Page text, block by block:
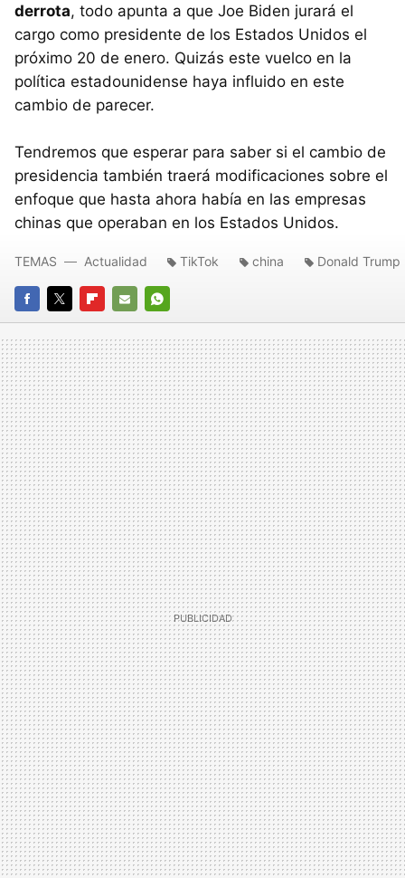
derrota, todo apunta a que Joe Biden jurará el
cargo como presidente de los Estados Unidos el
próximo 20 de enero. Quizás este vuelco en la
política estadounidense haya influido en este
cambio de parecer.
Tendremos que esperar para saber si el cambio de
presidencia también traerá modificaciones sobre el
enfoque que hasta ahora había en las empresas
chinas que operaban en los Estados Unidos.
FACEBOOK
TWITTERFLIPBOARD
E-
MAIL
WHATSAPP
TEMAS Actualidad TikTok china Donald Trump